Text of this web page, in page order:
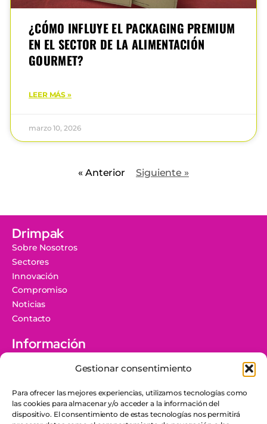
Gestionar consentimiento
Para ofrecer las mejores experiencias, utilizamos tecnologías como
las cookies para almacenar y/o acceder a la información del
dispositivo. El consentimiento de estas tecnologías nos permitirá
¿CÓMO INFLUYE EL PACKAGING PREMIUM
EN EL SECTOR DE LA ALIMENTACIÓN
GOURMET?
LEER MÁS »
marzo 10, 2026
« Anterior Siguiente »
Drimpak
Sobre Nosotros
Sectores
Innovación
Compromiso
Noticias
Contacto
Información
Protección de Datos
Canal Ético
Grupo Docuworld